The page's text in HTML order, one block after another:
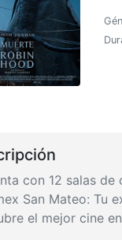
con 12 salas de
San Mateo: Tu
el mejor cine